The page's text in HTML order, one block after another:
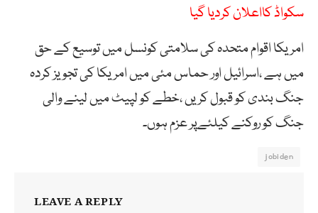
سکواڈ کااعلان کردیا گیا
امریکا اقوام متحدہ کی سلامتی کونسل میں توسیع کے حق
میں ہے ،اسرائیل اور حماس مئی میں امریکا کی تجویز کردہ
جنگ بندی کو قبول کریں ،خطے کو لپیٹ میں لینے والی
جنگ کو روکنے کیلئےپر عزم ہوں۔
jobiden
LEAVE A REPLY